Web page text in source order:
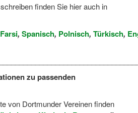
in NRW!
finden Sie hier auch in
Farsi, Spanisch, Polnisch, Türkisch,
zu passenden
von Dortmunder Vereinen finden